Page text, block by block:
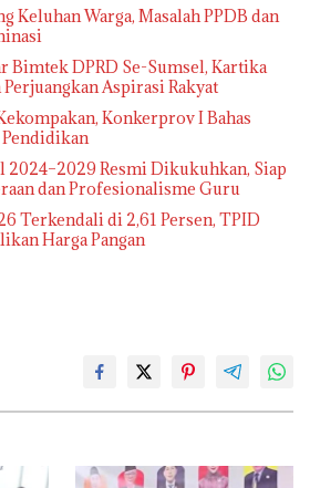
Keluhan Warga, Masalah PPDB dan
Bimtek DPRD Se-Sumsel, Kartika
Aspirasi Rakyat
Konkerprov I Bahas
2024–2029 Resmi Dikukuhkan, Siap
dan Profesionalisme Guru
Terkendali di 2,61 Persen, TPID
Harga Pangan